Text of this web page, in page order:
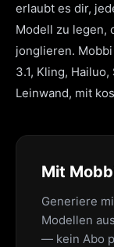
erlaubt es dir,
Modell zu legen,
jonglieren.
3.1, Kling,
Leinwand, mit
Mit
Generiere
Modellen
— kein Abo